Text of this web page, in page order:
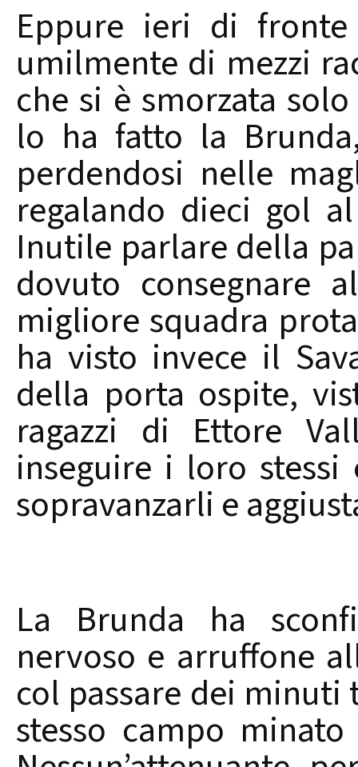
Eppure ieri di fronte
umilmente di mezzi
che si è smorzata
lo ha fatto la
perdendosi nelle
regalando dieci gol
Inutile parlare della
dovuto consegnare
migliore squadra
ha visto invece il
della porta ospite,
ragazzi di Ettore
inseguire i loro
sopravanzarli e
La Brunda ha
nervoso e arruffone
col passare dei
stesso campo